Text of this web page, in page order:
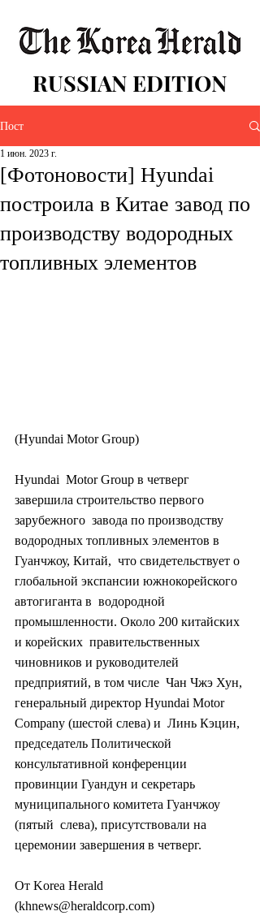
RUSSIAN EDITION
Пост
[Фотоновости] Hyundai
построила в Китае завод по
производству водородных
топливных элементов
1 июн. 2023 г.
(Hyundai Motor Group)
Hyundai  Motor Group в четверг
завершила строительство первого
зарубежного  завода по производству
водородных топливных элементов в
Гуанчжоу, Китай,  что свидетельствует о
глобальной экспансии южнокорейского
автогиганта в  водородной
промышленности. Около 200 китайских
и корейских  правительственных
чиновников и руководителей
предприятий, в том числе  Чан Чжэ Хун,
генеральный директор Hyundai Motor
Company (шестой слева) и  Линь Кэцин,
председатель Политической
консультативной конференции
провинции Гуандун и секретарь
муниципального комитета Гуанчжоу
(пятый  слева), присутствовали на
церемонии завершения в четверг.
От Korea Herald
(khnews@heraldcorp.com)